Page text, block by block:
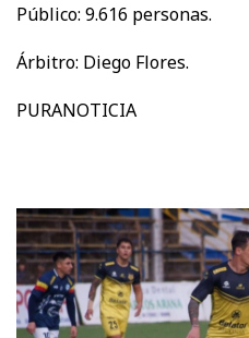
Público: 9.616 personas.
Árbitro: Diego Flores.
PURANOTICIA